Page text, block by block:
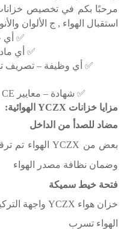
مرحبًا بكم في تخصيص
استقبال الهواء , ج الألوان
✅ أي حجم –
✅ أي
✅ أي وظيفة – تصريف
✅ شهادة – معايير CE و ASME و DOHS و UKCA و CRN
مزايا خزانات YCZX الهوائية:
مضاد للصدأ من الداخل
بعض من YCZX الهواء تم
وضمان نظافة مصدر الهواء
فتحة خيط سميكة
خزان هواء YCZX
واجهة
الهواء تسرب